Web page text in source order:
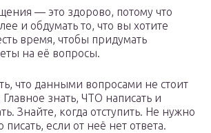
— это здорово, потому что
и обдумать то, что вы хотите
время, чтобы придумать
на её вопросы.
что данными вопросами не стоит
Главное знать, ЧТО написать и
Знайте, когда отступить. Не нужно
писать, если от неё нет ответа.